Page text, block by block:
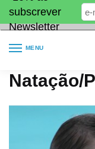
subscrever
Newsletter
MENU
Natação/